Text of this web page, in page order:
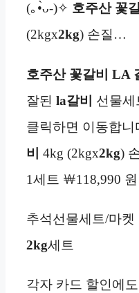
(｡•̀ᴗ-)✧ 호주산 꽃
(2kgx2kg) 손질…
호주산 꽃갈비 LA
잘된 la갈비
선물세
클릭하면 이동합니
비
4kg (2kgx2kg)
1세트 ￦118,990
추석선물세트/마켓
2kg세트
각자 카드 할인에